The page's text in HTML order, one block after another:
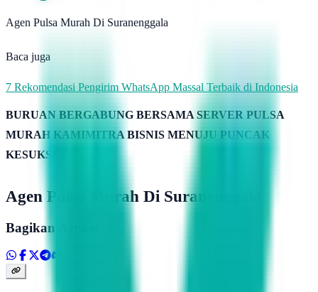
Agen Pulsa Murah Di Suranenggala
Baca juga
7 Rekomendasi Pengirim WhatsApp Massal Terbaik di Indonesia
BURUAN BERGABUNG BERSAMA SERVER PULSA
MURAH KAMIMITRA BISNIS MENUJU PUNCAK
KESUKSESAN
Agen Pulsa Murah Di Suranenggala
Bagikan Artikel